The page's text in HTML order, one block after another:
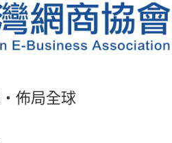
佈局全球